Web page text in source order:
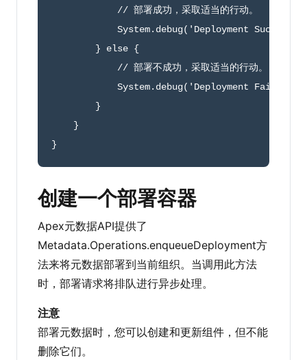
// 部署成功，采取适当的行动。
            System
. debug( 'Deployment
}
else {
// 部署不成功，采取适当的行动。
	    System
. debug( 'Deployment Failed!'
}
}
}
创建一个部署容器
Apex元数据API提供了
Metadata.Operations.enqueueDeployment方
法来将元数据部署到当前组织。当调用此方法
时，部署请求将排队进行异步处理。
注意
部署元数据时，您可以创建和更新组件，但不能
删除它们。